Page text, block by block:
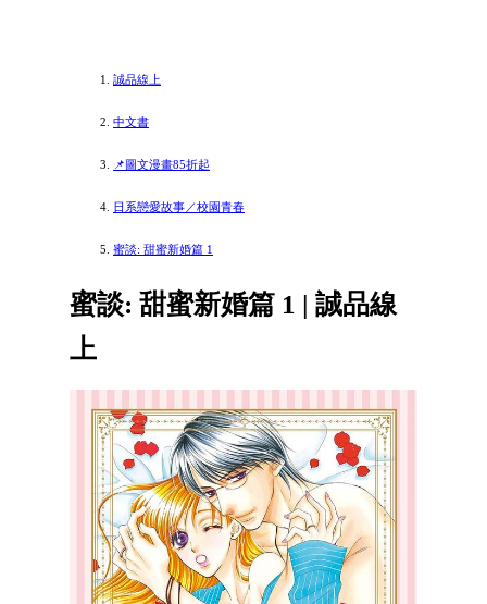
誠品線上
中文書
📌圖文漫畫85折起
日系戀愛故事／校園青春
蜜談: 甜蜜新婚篇 1
蜜談: 甜蜜新婚篇 1 | 誠品線
上